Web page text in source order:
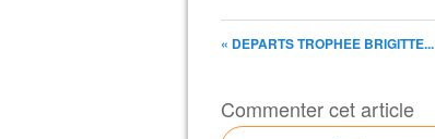
« DEPARTS TROPHEE BRIGITTE...
Commenter cet article